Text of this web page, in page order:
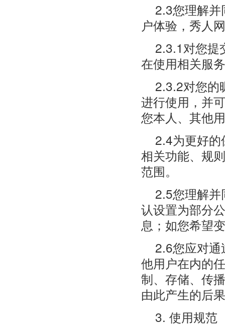
2.3您理解
户体验，秀人
2.3.1对您提
在使用相关服
2.3.2对您的
进行使用，并
您本人、其他
2.4为更好
相关功能、规
范围。
2.5您理解
认设置为部分
息；如您希望
2.6您应对
他用户在内的
制、存储、传
由此产生的后
3. 使用规范